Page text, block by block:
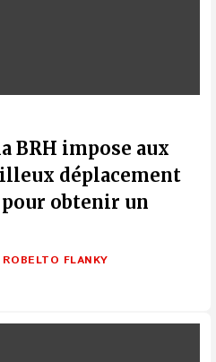
BRH impose aux
déplacement
obtenir un
FLANKY